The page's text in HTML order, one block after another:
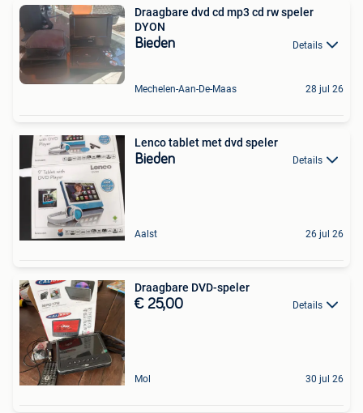
Draagbare dvd cd mp3 cd rw speler
DYON
Bieden Details
Mechelen-Aan-De-Maas 28 jul 26
Lenco tablet met dvd speler
Bieden Details
Aalst 26 jul 26
Draagbare DVD-speler
€ 25,00 Details
Mol 30 jul 26